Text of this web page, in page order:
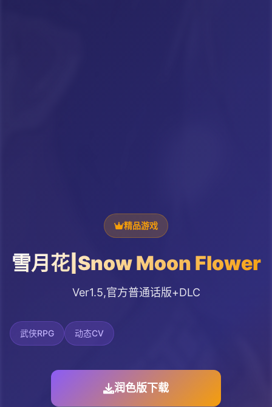
精品游戏
雪月花|Snow Moon Flower
Ver1.5,官方普通话版+DLC
武侠RPG 动态CV
润色版下载